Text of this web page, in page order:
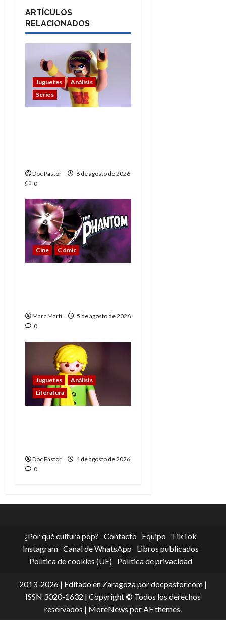
ARTÍCULOS
RELACIONADOS
Juguetes
Análisis
Series
Doc Pastor
6 de agosto de 2026
0
Cine Cómic
Marc Martí
5 de agosto de 2026
0
Juguetes
Análisis
Literatura
Doc Pastor
4 de agosto de 2026
0
¿Por qué cultura pop? Contacto Equipo
TikTok
Instagram Canal de WhatsApp
Libros publicados
Política de cookies (UE)
Política de privacidad
2013-2026 | Editado en Zaragoza por docpastor.com |
ISSN 3020-1632 | Copyright © Todos los derechos
reservados | MoreNews por AF themes.